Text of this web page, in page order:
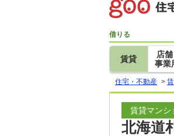
借りる
賃貸
店舗
事業
住宅・不動産 >
賃貸マンシ
北海道